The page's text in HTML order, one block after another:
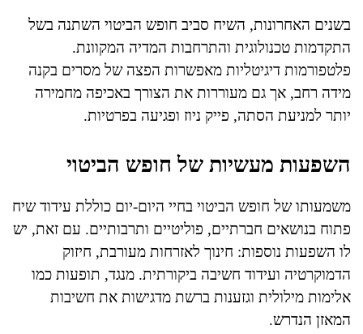
בשנים האחרונות, השיח סביב חופש הביטוי השתנה בשל
התקדמות טכנולוגית והתרחבות המדיה המקוונת.
פלטפורמות דיגיטליות מאפשרות הפצה של מסרים בקנה
מידה רחב, אך גם מעוררות את הצורך באכיפה מחמירה
יותר למניעת הסתה, פייק ניוז ופגיעה בפרטיות.
השפעות מעשיות של חופש הביטוי
משמעותו של חופש הביטוי בחיי היום-יום כוללת עידוד שיח
פתוח בנושאים חברתיים, פוליטיים ותרבותיים. עם זאת, יש
לו השפעות נוספות: חינוך לאזרחות מעורבת, חיזוק
הדמוקרטיה ועידוד חשיבה ביקורתית. מנגד, תופעות כמו
אלימות מילולית וגזענות ברשת מדגישות את חשיבות
המאזן הנדרש.